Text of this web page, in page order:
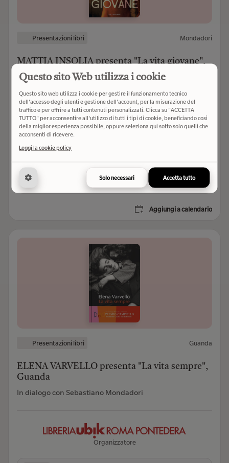
Presentazioni libri Mondadori
MATTIA INSOLIA presenta "La vita giovane",
Mondadori
27
Presso Villa Comunale Crastan
Aggiungi a calendario
Presentazioni libri Guanda
ELENA VARVELLO presenta "La vita sempre",
Guanda
In dialogo con Sebastiano Mondadori
Organizzatore
Questo sito Web utilizza i cookie
Questo sito web utilizza i cookie per gestire il funzionamento tecnico
dell'accesso degli utenti e gestione dell'account, per la misurazione del
traffico e per offrire a tutti contenuti personalizzati. Clicca su "ACCETTA
TUTTO" per acconsentire all'utilizzo di tutti i tipi di cookie, beneficiando così
della miglior esperienza possibile, oppure seleziona qui sotto solo quelli che
acconsenti di ricevere.
Leggi la cookie policy
Solo necessari Accetta tutto